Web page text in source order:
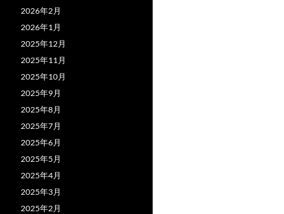
2026年2月
2026年1月
2025年12月
2025年11月
2025年10月
2025年9月
2025年8月
2025年7月
2025年6月
2025年5月
2025年4月
2025年3月
2025年2月